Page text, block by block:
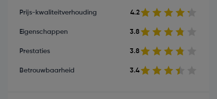
Prijs-kwaliteitverhouding 4.2
Eigenschappen 3.8
Prestaties 3.8
Betrouwbaarheid 3.4